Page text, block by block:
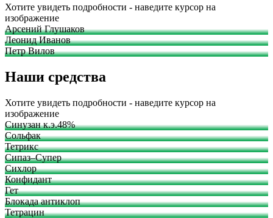
Хотите увидеть подробности - наведите курсор на
изображение
Арсений Глушаков
Леонид Иванов
Петр Вилов
Наши средства
Хотите увидеть подробности - наведите курсор на
изображение
Синузан к.э.48%
Сольфак
Тетрикс
Сипаз–Супер
Сихлор
Конфидант
Гет
Блокада антиклоп
Тетрацин